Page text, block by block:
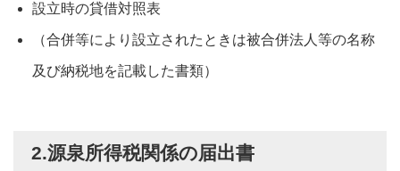
設立時の貸借対照表
（合併等により設立されたときは被合併法人等の名称
及び納税地を記載した書類）
2.源泉所得税関係の届出書